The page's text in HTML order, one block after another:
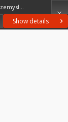
Show details
Śleszyński, Przemysław